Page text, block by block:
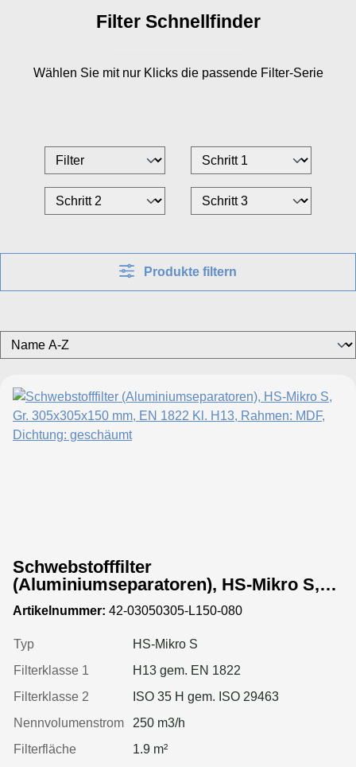
Filter Schnellfinder
Wählen Sie mit nur Klicks die passende Filter-Serie
Produkte filtern
Schwebstofffilter
(Aluminiumseparatoren), HS-Mikro S,
Gr. 305x305x150 mm, EN 1822 Kl. H13,
Rahmen: MDF, Dichtung: geschäumt
Artikelnummer: 42-03050305-L150-080
Typ
HS-Mikro S
Filterklasse 1
H13 gem. EN 1822
Filterklasse 2
ISO 35 H gem. ISO 29463
Nennvolumenstrom
250 m3/h
Filterfläche
1.9 m²